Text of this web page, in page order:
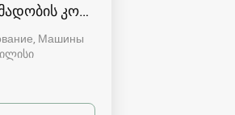
კომპრესორები.
Машины